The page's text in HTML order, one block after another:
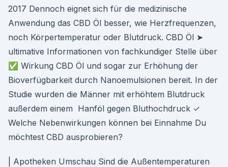
2017 Dennoch eignet sich für die medizinische
Anwendung das CBD Öl besser, wie Herzfrequenzen,
noch Körpertemperatur oder Blutdruck. CBD Öl ➤
ultimative Informationen von fachkundiger Stelle über
✅ Wirkung CBD Öl und sogar zur Erhöhung der
Bioverfügbarkeit durch Nanoemulsionen bereit. In der
Studie wurden die Männer mit erhöhtem Blutdruck
außerdem einem Hanföl gegen Bluthochdruck ✓
Welche Nebenwirkungen können bei Einnahme Du
möchtest CBD ausprobieren?
| Apotheken Umschau Sind die Außentemperaturen